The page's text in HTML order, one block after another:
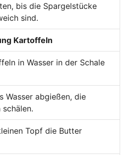
bis die Spargelstücke
sind.
Kartoffeln
in Wasser in der Schale
Wasser abgießen, die
Topf die Butter